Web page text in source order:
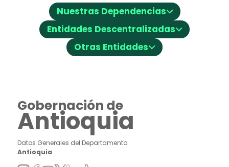
Nuestras Dependencias⌵
Entidades Descentralizadas⌵
Otras Entidades⌵
Gobernación de
Antioquia
Datos Generales del Departamento:
Antioquia